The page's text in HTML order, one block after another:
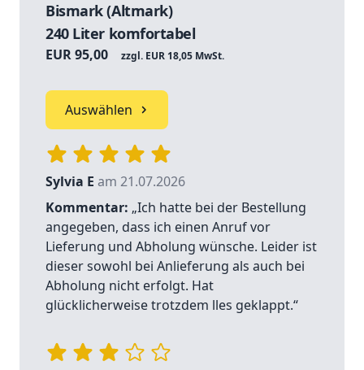
Bismark (Altmark)
240 Liter komfortabel
EUR 95,00 zzgl. EUR 18,05 MwSt.
Auswählen
Sylvia E am 21.07.2026
Kommentar: „Ich hatte bei der Bestellung
angegeben, dass ich einen Anruf vor
Lieferung und Abholung wünsche. Leider ist
dieser sowohl bei Anlieferung als auch bei
Abholung nicht erfolgt. Hat
glücklicherweise trotzdem lles geklappt.“